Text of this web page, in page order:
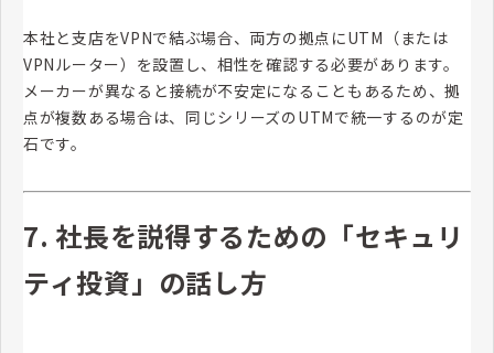
本社と支店をVPNで結ぶ場合、両方の拠点にUTM（または
VPNルーター）を設置し、相性を確認する必要があります。
メーカーが異なると接続が不安定になることもあるため、拠
点が複数ある場合は、同じシリーズのUTMで統一するのが定
石です。
7. 社長を説得するための「セキュリ
ティ投資」の話し方